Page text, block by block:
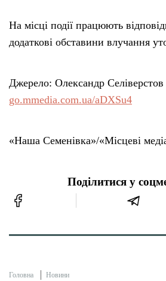
На місці події працюють
додаткові обставини влучання
Джерело: Олександр Селіверстов
go.mmedia.com.ua/aDXSu4
«Наша Семенівка»/«Місцеві
Поділитися у
Головна Новини